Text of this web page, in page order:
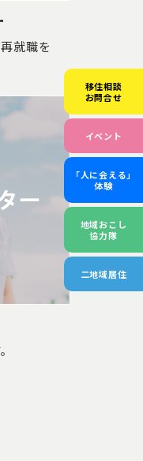
移住相談
お問合せ
イベント
「人に会える」
体験
地域おこし
協力隊
二地域居住
就職を